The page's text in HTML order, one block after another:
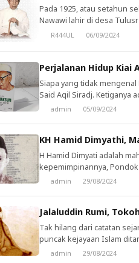
Pada 1925, atau setahun
Nawawi lahir di desa
adalah seorang kiai dan
R444UL 06/09/2024
Perjalanan Hidup Kiai
Siapa yang tidak mengenal
Said Aqil Siradj. Ketiganya
karena kealimannya. Di
admin 05/09/2024
KH Hamid Dimyathi,
H Hamid Dimyati adalah
kepemimpinannya,
dilengkapi perpustakaan
admin 29/08/2024
Jalaluddin Rumi,
Tak hilang dari catatan
puncak kejayaan Islam
baik ilmu pengetahuan di
admin 29/08/2024